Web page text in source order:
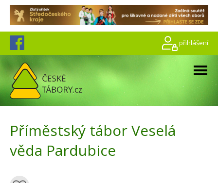
přihlášení
Příměstský tábor Veselá
věda Pardubice